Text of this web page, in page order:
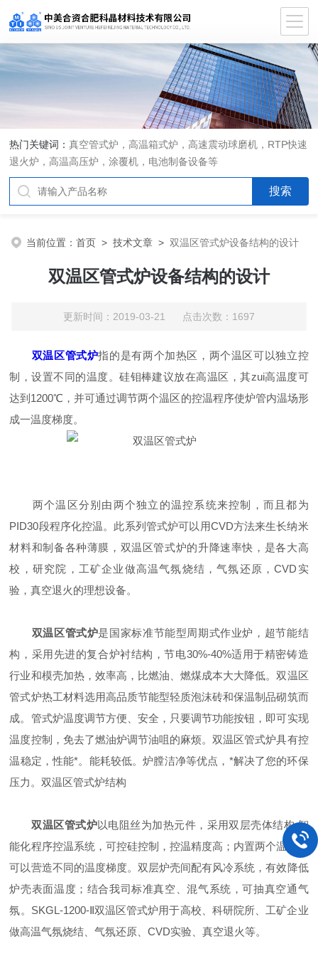
热门关键词：真空管式炉，高温箱式炉，高速震动球磨机，RTP快速
退火炉，高温高压炉，涂覆机，电池制备设备等
当前位置：首页 >技术文章 >双温区管式炉设备结构的设计
双温区管式炉设备结构的设计
更新时间：2019-03-21 点击次数：1697
双温区管式炉指的是有两个加热区，两个温区可以独立控
制，设置不同的温度。硅钼棒建议放在高温区，其zui高温度可
达到1200℃，并可通过调节两个温区的控温程序使炉管内温场形
成一温度梯度。
两个温区分别由两个独立的温控系统来控制，而且都为
PID30段程序化控温。此系列管式炉可以用CVD方法来生长纳米
材料和制备各种薄膜，双温区管式炉的升降速率快，是各大高
校，研究院，工矿企业做高温气氛烧结，气氛还原，CVD实
验，真空退火的理想设备。
双温区管式炉是国家标准节能型周期式作业炉，超节能结
构，采用先进的复合炉衬结构，节电30%-40%适用于精密铸造
行业和模壳加热，效率高，比燃油、燃煤成本大大降低。双温区
管式炉热工材料选用高品质节能型轻质泡沫砖和保温制品砌筑而
成。管式炉温度调节方便、安全，只要调节功能按钮，即可实现
温度控制，免去了燃油炉调节油咀的麻烦。双温区管式炉具有控
温稳定，性能*。能耗较低。炉膛洁净等优点，*解决了您的环保
压力。双温区管式炉结构
双温区管式炉以电阻丝为加热元件，采用双层壳体结构,智
能化程序控温系统，可控硅控制，控温精度高；内置两个温区，
可以营造不同的温度梯度。双层炉壳间配有风冷系统，有效降低
炉壳表面温度；结合我司标准真空、混气系统，可抽真空通气
氛。SKGL-1200-Ⅱ双温区管式炉用于高校、科研院所、工矿企业
做高温气氛烧结、气氛还原、CVD实验、真空退火等。